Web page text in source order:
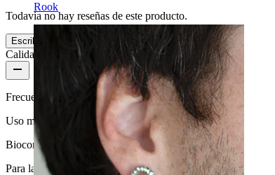
Rook
Todavía no hay reseñas de este producto.
Escribe una valoración
Calidad del producto
Frecuencia de uso
Uso moderado
Biocompatibilidad
Para la mayoría de tipos de piel